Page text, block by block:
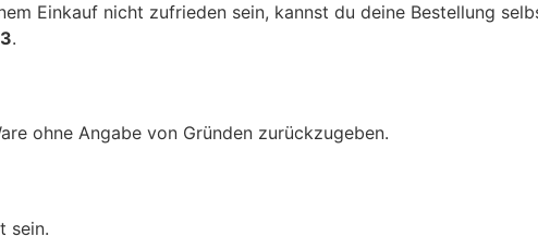
Einkauf nicht zufrieden sein, kannst du deine Bestellung
.
ohne Angabe von Gründen zurückzugeben.
sein.